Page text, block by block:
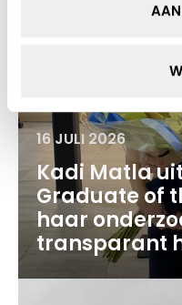
16 JULI 2026
Kadi Matla
Graduate of
haar
transparant